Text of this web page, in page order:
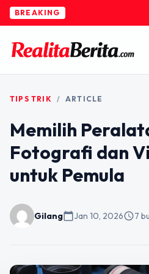
BREAKING
TIPS TRIK / ARTICLE
Memilih
Fotografi dan
untuk Pemula
Gilangcalendar_todayJan 10, 2026schedule7